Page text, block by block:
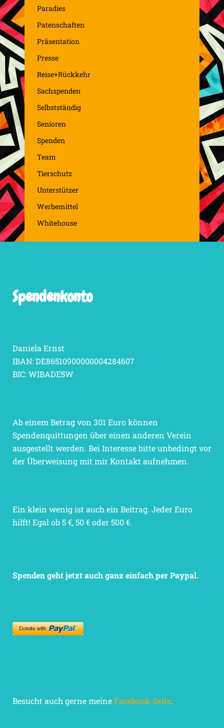
Paradies
Patenschaften
Präsentation
Presse
Reise+Rückkehr
Sachspenden
Selbstständig
Senioren
Spenden
Team
Tierschutz
Unterstützer
Werbemittel
Whitehouse
Spendenkonto
Daniela Ernst
IBAN: DE86510900000004284607
BIC: WIBADE5W
Ab einem Betrag von 301 Euro können
Spendenquittungen über einen anderen Verein
ausgestellt werden. Bei Interesse bitte unbedingt vor
der Überweisung mit mir Kontakt aufnehmen.
Ein klein wenig ist auch ein Beitrag. Jeder Euro
hilft! Egal ob 5 €, 50 € oder 500 €.
Spenden geht jetzt auch ganz einfach per Paypal.
Besucht auch gerne meineFacebook-Seite.